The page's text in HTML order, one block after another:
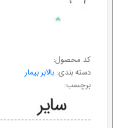
ابزار
جراحی
کد محصول:
دسته بندی: بالابر بیمار
برچسب: